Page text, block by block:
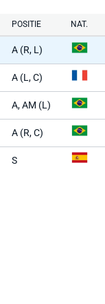
POSITIE NAT.
A (R, L)
A (L, C)
A, AM (L)
A (R, C)
S